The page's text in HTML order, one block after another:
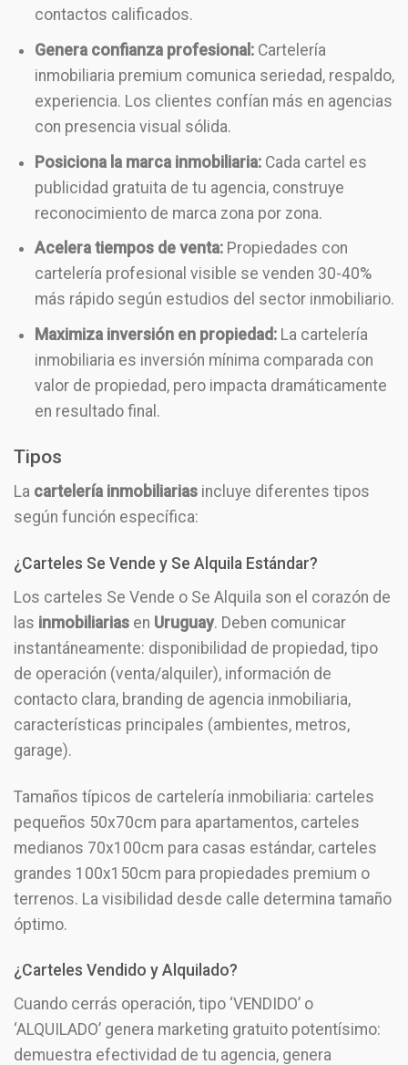
contactos calificados.
Genera confianza profesional: Cartelería
inmobiliaria premium comunica seriedad, respaldo,
experiencia. Los clientes confían más en agencias
con presencia visual sólida.
Posiciona la marca inmobiliaria: Cada cartel es
publicidad gratuita de tu agencia, construye
reconocimiento de marca zona por zona.
Acelera tiempos de venta: Propiedades con
cartelería profesional visible se venden 30-40%
más rápido según estudios del sector inmobiliario.
Maximiza inversión en propiedad: La cartelería
inmobiliaria es inversión mínima comparada con
valor de propiedad, pero impacta dramáticamente
en resultado final.
Tipos
La cartelería inmobiliarias incluye diferentes tipos
según función específica:
¿Carteles Se Vende y Se Alquila Estándar?
Los carteles Se Vende o Se Alquila son el corazón de
las inmobiliarias en Uruguay. Deben comunicar
instantáneamente: disponibilidad de propiedad, tipo
de operación (venta/alquiler), información de
contacto clara, branding de agencia inmobiliaria,
características principales (ambientes, metros,
garage).
Tamaños típicos de cartelería inmobiliaria: carteles
pequeños 50x70cm para apartamentos, carteles
medianos 70x100cm para casas estándar, carteles
grandes 100x150cm para propiedades premium o
terrenos. La visibilidad desde calle determina tamaño
óptimo.
¿Carteles Vendido y Alquilado?
Cuando cerrás operación, tipo ‘VENDIDO’ o
‘ALQUILADO’ genera marketing gratuito potentísimo:
demuestra efectividad de tu agencia, genera